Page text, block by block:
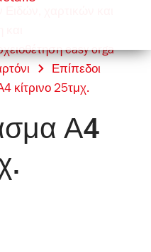
easy orga
Επίπεδοι
κίτρινο 25τμχ.
Α4